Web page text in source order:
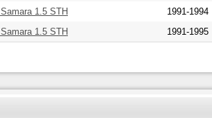
Samara 1.5 STH
1991-1994
Samara 1.5 STH 1991-1995